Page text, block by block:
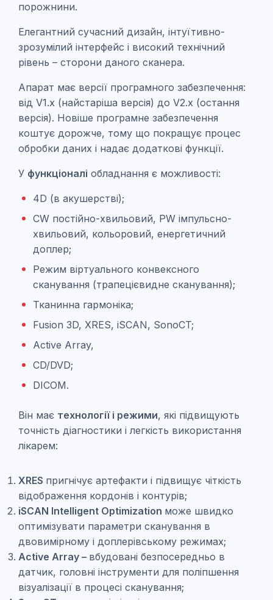
порожнини.
Елегантний сучасний дизайн, інтуїтивно-
зрозумілий інтерфейс і високий технічний
рівень – сторони даного сканера.
Апарат має версії програмного забезпечення:
від V1.x (найстаріша версія) до V2.x (остання
версія). Новіше програмне забезпечення
коштує дорожче, тому що покращує процес
обробки даних і надає додаткові функції.
У функціоналі обладнання є можливості:
4D (в акушерстві);
СW постійно-хвильовий, PW імпульсно-
хвильовий, кольоровий, енергетичний
доплер;
Режим віртуального конвексного
сканування (трапецієвидне сканування);
Тканинна гармоніка;
Fusion 3D, XRES, iSCAN, SonoCT;
Active Array,
CD/DVD;
DICOM.
Він має технології і режими, які підвищують
точність діагностики і легкість використання
лікарем:
XRES пригнічує артефакти і підвищує чіткість
відображення кордонів і контурів;
iSCAN Intelligent Optimization може швидко
оптимізувати параметри сканування в
двовимірному і доплерівському режимах;
Active Array – вбудовані безпосередньо в
датчик, головні інструменти для поліпшення
візуалізації в процесі сканування;